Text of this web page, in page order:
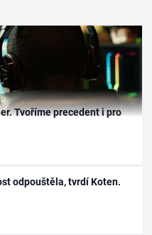
Tvoříme precedent i pro
odpouštěla, tvrdí Koten.